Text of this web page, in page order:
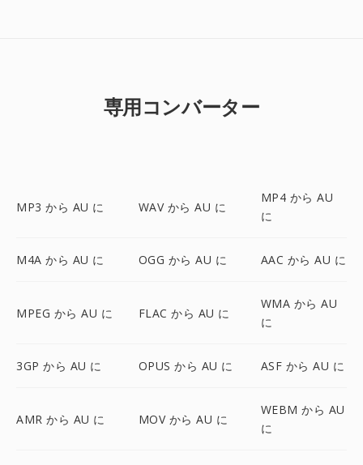
専用コンバーター
MP3 から AU に WAV から AU に
MP4 から AU
に
M4A から AU に OGG から AU に AAC から AU に
MPEG から AU に FLAC から AU に
WMA から AU
に
3GP から AU に OPUS から AU に ASF から AU に
AMR から AU に MOV から AU に
WEBM から AU
に